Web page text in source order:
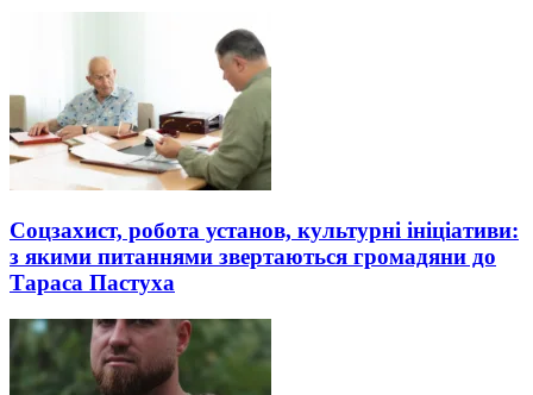
Соцзахист, робота установ, культурні ініціативи:
з якими питаннями звертаються громадяни до
Тараса Пастуха